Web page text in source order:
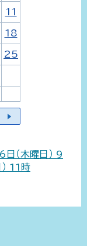
11
18
25
（木曜日） 9
11時